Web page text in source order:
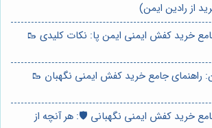
از رادین ایمن)
خرید کفش ایمنی ایمن پا: نکات کلیدی 🥾
راهنمای جامع خرید کفش ایمنی نگهبان 🥾
خرید کفش ایمنی نگهبانی 🛡️: هر آنچه از